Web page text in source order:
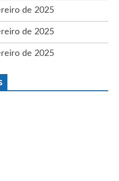
de 2025
de 2025
de 2025